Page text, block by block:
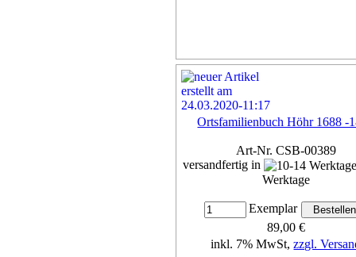
Ortsfamilienbuch Höhr 1688 -
Art-Nr. CSB-00389
versandfertig in
Werktage
Exemplar
89,00 €
inkl. 7% MwSt,zzgl.